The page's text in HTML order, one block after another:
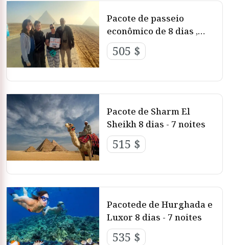
Pacote de passeio
econômico de 8 dias ,
Cairo e Sharm El Sheik
505 $
Pacote de Sharm El
Sheikh 8 dias - 7 noites
515 $
Pacotede de Hurghada e
Luxor 8 dias - 7 noites
535 $